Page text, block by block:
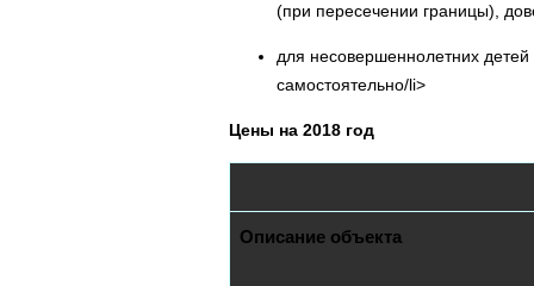
(при пересечении границы),
для несовершеннолетних детей
самостоятельно/li>
Цены на 2018 год
Описание объекта